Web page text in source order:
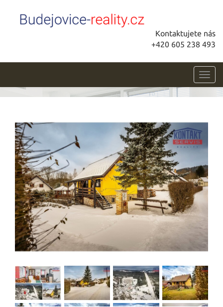
Kontaktujete nás
+420 605 238 493